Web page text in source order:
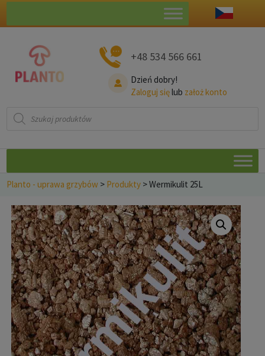
+48 534 566 661
Dzień dobry!
Zaloguj sięlub założ konto
Wyszukiwarka
produktów
Planto - uprawa grzybów > Produkty >Wermikulit 25L